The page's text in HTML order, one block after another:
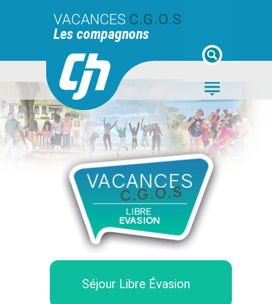
VACANCES C.G.O.S
Les compagnons
Séjour Libre Évasion